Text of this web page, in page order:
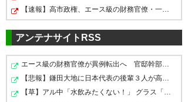
【速報】高市政権、エース級の財務官僚・一松旬氏を左遷…
アンテナサイトRSS
エース級の財務官僚が異例転出へ 官邸幹部「協力的でな…
【悲報】鎌田大地に日本代表の後輩３人が高級ブランドプ…
【草】アル中「水飲みたくない！」 グラス「はい転倒」